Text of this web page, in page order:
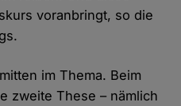
voranbringt, so die
im Thema. Beim
zweite These – nämlich